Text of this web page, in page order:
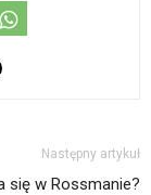
Następny artykuł
się w Rossmanie?